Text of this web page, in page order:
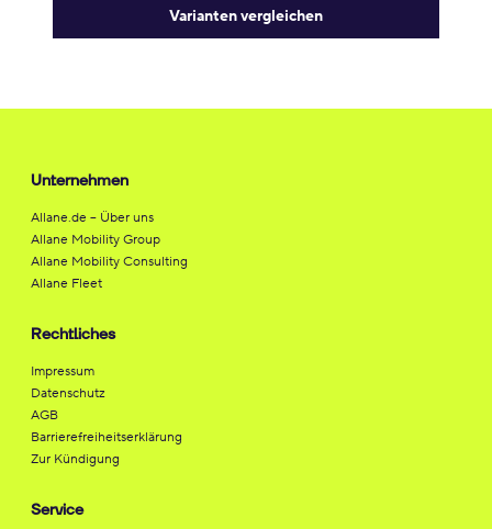
Varianten vergleichen
Unternehmen
Allane.de – Über uns
Allane Mobility Group
Allane Mobility Consulting
Allane Fleet
Rechtliches
Impressum
Datenschutz
AGB
Barrierefreiheitserklärung
Zur Kündigung
Service